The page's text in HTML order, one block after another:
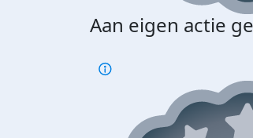
Aan eigen actie